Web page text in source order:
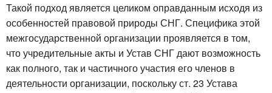
Такой подход является целиком оправданным исходя из
особенностей правовой природы СНГ. Специфика этой
межгосударственной организации проявляется в том,
что учредительные акты и Устав СНГ дают возможность
как полного, так и частичного участия его членов в
деятельности организации, поскольку ст. 23 Устава